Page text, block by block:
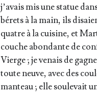
j’a­vais mis une sta­tue
bérets à la main, ils
quatre à la cui­sine, et
couche abon­dante de
Vierge ; je venais de
toute neuve, avec des
man­teau ; elle sou­le­vait